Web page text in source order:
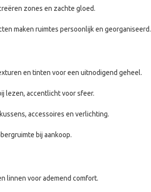
zones en zachte gloed.
maken ruimtes persoonlijk en georganiseerd.
en tinten voor een uitnodigend geheel.
lezen, accentlicht voor sfeer.
accessoires en verlichting.
bij aankoop.
linnen voor ademend comfort.